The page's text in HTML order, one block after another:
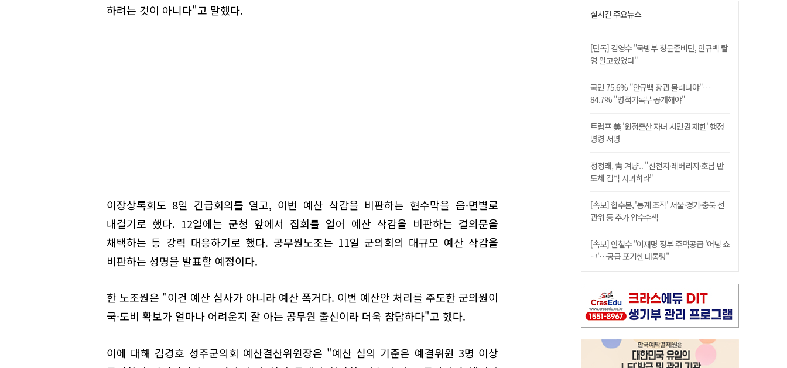
하려는 것이 아니다"고 말했다.
이장상록회도 8일 긴급회의를 열고, 이번 예산 삭감을 비판하는 현수막을 읍·면별로
내걸기로 했다. 12일에는 군청 앞에서 집회를 열어 예산 삭감을 비판하는 결의문을
채택하는 등 강력 대응하기로 했다. 공무원노조는 11일 군의회의 대규모 예산 삭감을
비판하는 성명을 발표할 예정이다.
한 노조원은 "이건 예산 심사가 아니라 예산 폭거다. 이번 예산안 처리를 주도한 군의원이
국·도비 확보가 얼마나 어려운지 잘 아는 공무원 출신이라 더욱 참담하다"고 했다.
이에 대해 김경호 성주군의회 예산결산위원장은 "예산 심의 기준은 예결위원 3명 이상
실시간 주요뉴스
[단독] 김영수 "국방부 청문준비단, 안규백 탈
영 알고있었다"
국민 75.6% "안규백 장관 물러나야"…
84.7% "병적기록부 공개해야"
트럼프 美 '원정출산 자녀 시민권 제한' 행정
명령 서명
정청래, 靑 겨냥... "신천지·레버리지·호남 반
도체 겁박 사과하라"
[속보] 합수본, '통계 조작' 서울·경기·충북 선
관위 등 추가 압수수색
[속보] 안철수 "이재명 정부 주택공급 '어닝 쇼
크'…공급 포기한 대통령"